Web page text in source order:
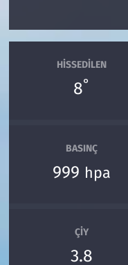
HISSEDILEN
8°
BASINÇ
999 hpa
ÇIY
3.8